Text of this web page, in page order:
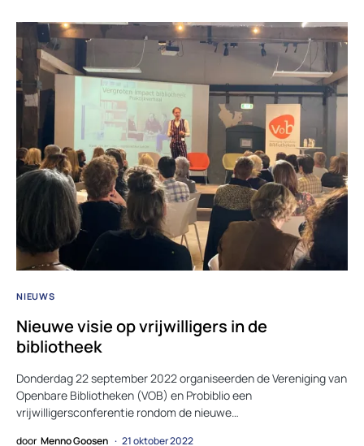
NIEUWS
Nieuwe visie op vrijwilligers in de
bibliotheek
Donderdag 22 september 2022 organiseerden de Vereniging van
Openbare Bibliotheken (VOB) en Probiblio een
vrijwilligersconferentie rondom de nieuwe…
door Menno Goosen 21 oktober 2022